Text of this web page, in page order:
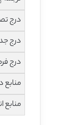
درج
درج
درج
منابع